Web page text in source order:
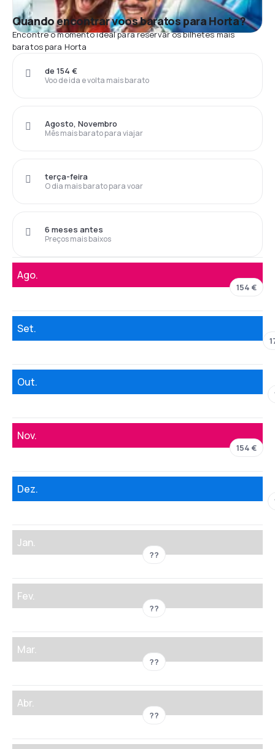
Quando encontrar voos baratos para Horta?
Encontre o momento ideal para reservar os bilhetes mais
baratos para Horta
Voo de ida e volta mais barato
de 154 €
Mês mais barato para viajar
Agosto, Novembro
O dia mais barato para voar
terça-feira
Preços mais baixos
6 meses antes
Ago.
154 €
Set.
Out.
Nov.
154 €
Dez.
Jan.
??
Fev.
??
Mar.
??
Abr.
??